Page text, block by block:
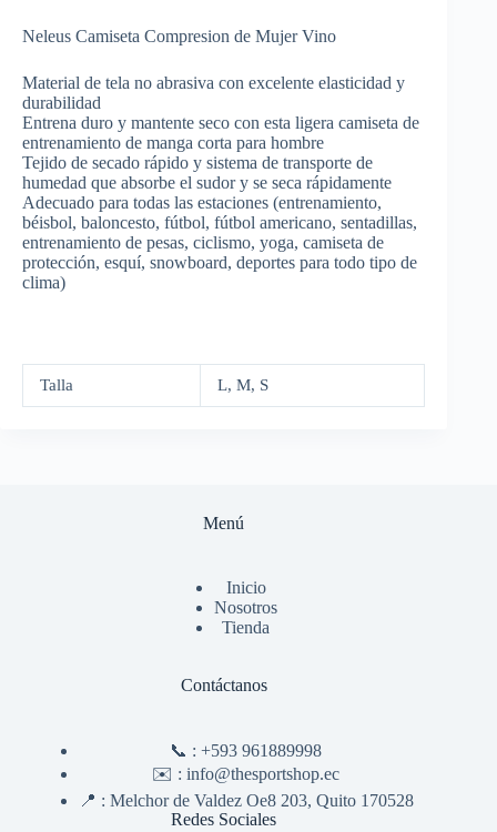
Neleus Camiseta Compresion de Mujer Vino
Material de tela no abrasiva con excelente elasticidad y
durabilidad
Entrena duro y mantente seco con esta ligera camiseta de
entrenamiento de manga corta para hombre
Tejido de secado rápido y sistema de transporte de
humedad que absorbe el sudor y se seca rápidamente
Adecuado para todas las estaciones (entrenamiento,
béisbol, baloncesto, fútbol, fútbol americano, sentadillas,
entrenamiento de pesas, ciclismo, yoga, camiseta de
protección, esquí, snowboard, deportes para todo tipo de
clima)
Talla L, M, S
Menú
Inicio
Nosotros
Tienda
Contáctanos
📞 :+593 961889998
✉️ :info@thesportshop.ec
📍 : Melchor de Valdez Oe8 203, Quito 170528
Redes Sociales